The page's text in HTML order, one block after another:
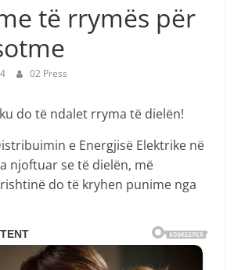
të rrymës për
02 Press
do të ndalet rryma të dielën!
e Energjisë Elektrike në
njoftuar se të dielën, më
do të kryhen punime nga